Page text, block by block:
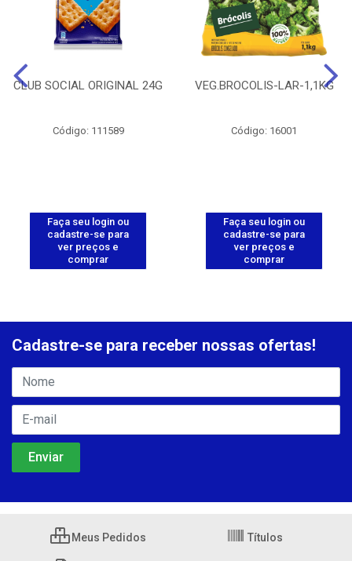
CLUB SOCIAL ORIGINAL 24G
Código: 111589
Faça seu login ou
cadastre-se para
ver preços e
comprar
VEG.BROCOLIS-LAR-1,1KG
Código: 16001
Faça seu login ou
cadastre-se para
ver preços e
comprar
Cadastre-se para receber nossas ofertas!
Meus Pedidos Títulos